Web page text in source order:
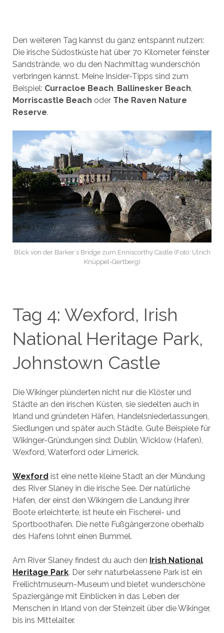
Den weiteren Tag kannst du ganz entspannt nutzen:
Die irische Südostküste hat über 70 Kilometer feinster
Sandstrände, wo du den Nachmittag wunderschön
verbringen kannst. Meine Insider-Tipps sind zum
Beispiel: Curracloe Beach, Ballinesker Beach,
Morriscastle Beach oder The Raven Nature
Reserve.
Blick von der Barker`s Bridge zum Enniscorthy Castle (Foto: Ulrich
Knüppel-Gertberg)
Tag 4: Wexford, Irish
National Heritage Park,
Johnstown Castle
Die Wikinger plünderten nicht nur die Klöster und
Städte an den irischen Küsten, sie siedelten auch in
Irland und gründeten Häfen, Handelsniederlassungen,
Siedlungen und später auch Städte. Gute Beispiele für
Wikinger-Gründungen sind: Dublin, Wicklow (Hafen),
Wexford, Waterford oder Limerick.
Wexford ist eine nette kleine Stadt an der Mündung
des River Slaney in die irische See. Der natürliche
Hafen, der einst den Wikingern die Landung ihrer
Boote erleichterte, ist heute ein Fischerei- und
Sportboothafen. Die nette Fußgängerzone oberhalb
des Hafens lohnt einen Bummel.
Am River Slaney findest du auch den Irish National
Heritage Park. Der sehr naturbelassene Park ist ein
Freilichtmuseum-Museum und bietet wunderschöne
Spaziergänge mit Einblicken in das Leben der
Menschen in Irland von der Steinzeit über die Wikinger,
bis ins Mittelalter.